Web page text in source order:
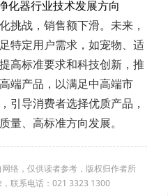
化器行业技术发展方向
挑战，销售额下滑。未来，
特定用户需求，如宠物、适
高标准要求和科技创新，推
端产品，以满足中高端市
引导消费者选择优质产品，
量、高标准方向发展。
络，仅供读者参考，版权归作者所
联系电话：021 3323 1300